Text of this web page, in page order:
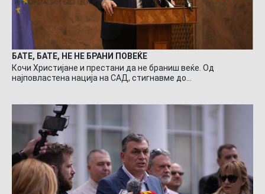
БАТЕ, БАТЕ, НЕ НЕ БРАНИ ПОВЕЌЕ
Кочи Христијане и престани да не браниш веќе. Од
најповластена нација на САД, стигнавме до…